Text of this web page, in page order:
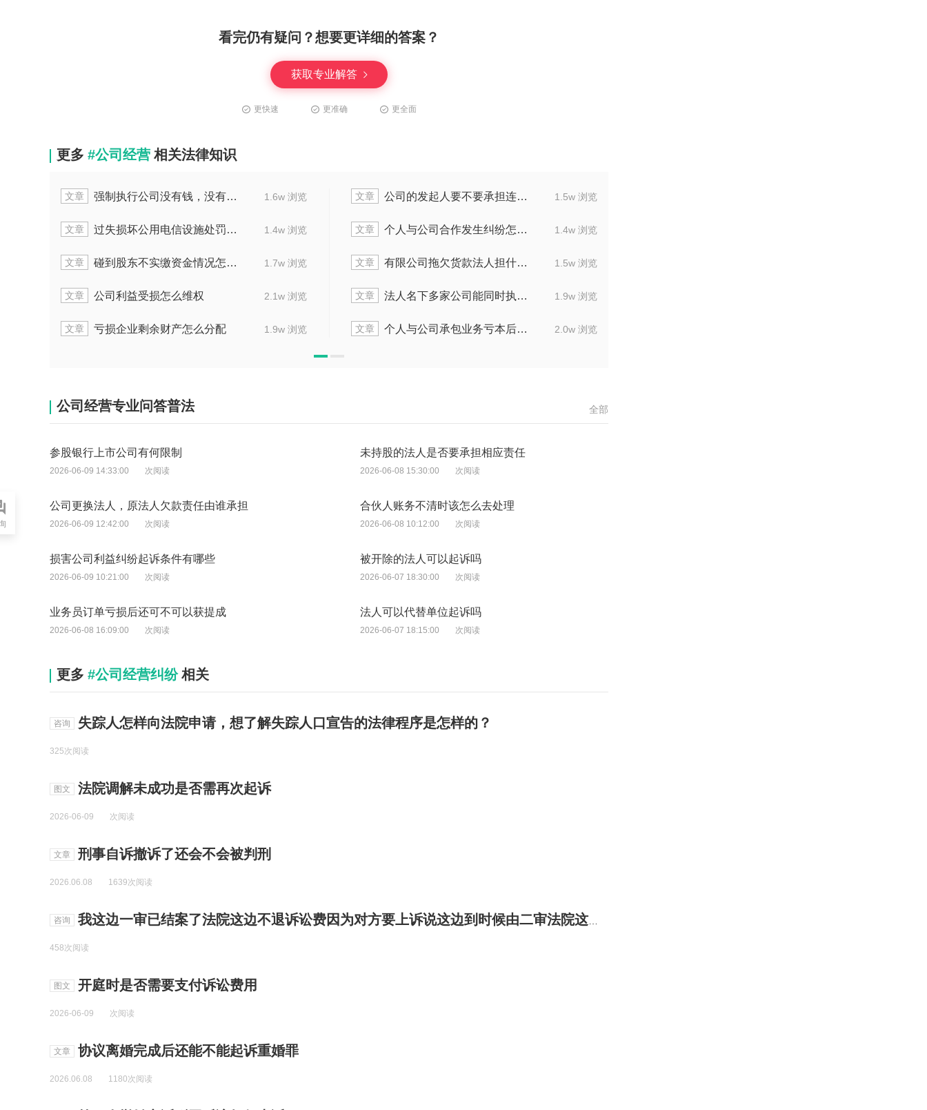
看完仍有疑问？想要更详细的答案？
获取专业解答
更快速 更准确 更全面
更多 #公司经营 相关法律知识
1.6w 浏览
强制执行公司没有钱，没有财产怎么办 1.5w 浏览
文章 公司的发起人要不要承担连带责任
1.4w 浏览
过失损坏公用电信设施处罚标准多少 1.4w 浏览
文章 个人与公司合作发生纠纷怎么办
1.7w 浏览
碰到股东不实缴资金情况怎么处理 1.5w 浏览
文章 有限公司拖欠货款法人担什么责
2.1w 浏览
公司利益受损怎么维权 1.9w 浏览
文章 法人名下多家公司能同时执行不
1.9w 浏览
亏损企业剩余财产怎么分配 2.0w 浏览
文章 个人与公司承包业务亏本后该如何做
文章 个人独资有限公司需不需要承担无限责任
文章 公司支付的赔偿金，税务如何处理
文章 员工私拿公司电脑什么行为
文章 夫妻作为股东的公司是否属一人公司
文章 公司在异地经营需要办理什么手续
公司经营专业问答普法 全部
参股银行上市公司有何限制
2026-06-09 14:33:00 次阅读
公司更换法人，原法人欠款责任由谁承担
2026-06-09 12:42:00 次阅读
损害公司利益纠纷起诉条件有哪些
2026-06-09 10:21:00 次阅读
业务员订单亏损后还可不可以获提成
2026-06-08 16:09:00 次阅读
未持股的法人是否要承担相应责任
2026-06-08 15:30:00 次阅读
合伙人账务不清时该怎么去处理
2026-06-08 10:12:00 次阅读
被开除的法人可以起诉吗
2026-06-07 18:30:00 次阅读
法人可以代替单位起诉吗
2026-06-07 18:15:00 次阅读
更多 #公司经营纠纷 相关
咨询 失踪人怎样向法院申请，想了解失踪人口宣告的法律程序是怎样的？
325次阅读
图文 法院调解未成功是否需再次起诉
2026-06-09 次阅读
文章 刑事自诉撤诉了还会不会被判刑
2026.06.08 1639次阅读
咨询 我这边一审已结案了法院这边不退诉讼费因为对方要上诉说这边到时候由二审法院这边退还麻烦问一下是这样的吗?
458次阅读
图文 开庭时是否需要支付诉讼费用
2026-06-09 次阅读
文章 协议离婚完成后还能不能起诉重婚罪
2026.06.08 1180次阅读